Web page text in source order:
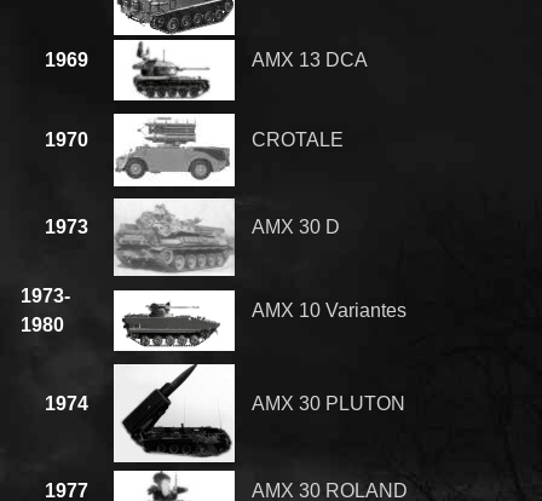
1969 AMX 13 DCA
1970 CROTALE
1973 AMX 30 D
1973-
1980
AMX 10 Variantes
1974 AMX 30 PLUTON
1977 AMX 30 ROLAND